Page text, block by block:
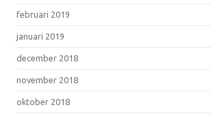
februari 2019
januari 2019
december 2018
november 2018
oktober 2018